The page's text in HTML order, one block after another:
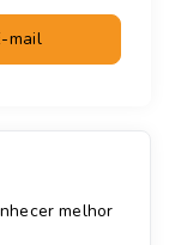
mail
melhor